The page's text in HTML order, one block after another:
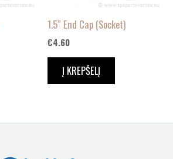
1.5″ End Cap (Socket)
€4.60
Į KREPŠELĮ